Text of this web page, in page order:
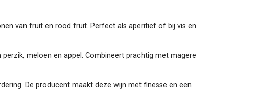
van fruit en rood fruit. Perfect als aperitief of bij vis en
meloen en appel. Combineert prachtig met magere
De producent maakt deze wijn met finesse en een